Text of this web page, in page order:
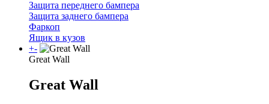
Защита переднего бампера
Защита заднего бампера
Фаркоп
Ящик в кузов
+-
Great Wall
Great Wall